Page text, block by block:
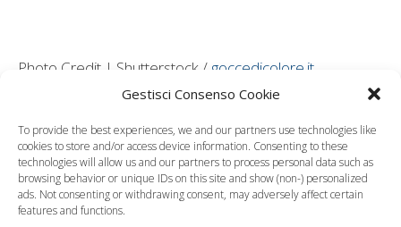
Gestisci Consenso Cookie
To provide the best experiences, we and our partners use technologies like
cookies to store and/or access device information. Consenting to these
technologies will allow us and our partners to process personal data such as
browsing behavior or unique IDs on this site and show (non-) personalized
ads. Not consenting or withdrawing consent, may adversely affect certain
features and functions.
Photo Credit | Shutterstock / goccedicolore.it
Befana 2018, che